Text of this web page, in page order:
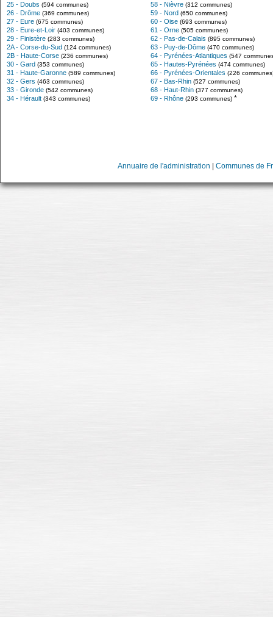
25 - Doubs (594 communes)
26 - Drôme (369 communes)
27 - Eure (675 communes)
28 - Eure-et-Loir (403 communes)
29 - Finistère (283 communes)
2A - Corse-du-Sud (124 communes)
2B - Haute-Corse (236 communes)
30 - Gard (353 communes)
31 - Haute-Garonne (589 communes)
32 - Gers (463 communes)
33 - Gironde (542 communes)
34 - Hérault (343 communes)
58 - Nièvre (312 communes)
59 - Nord (650 communes)
60 - Oise (693 communes)
61 - Orne (505 communes)
62 - Pas-de-Calais (895 communes)
63 - Puy-de-Dôme (470 communes)
64 - Pyrénées-Atlantiques (547
65 - Hautes-Pyrénées (474 communes)
66 - Pyrénées-Orientales (226
67 - Bas-Rhin (527 communes)
68 - Haut-Rhin (377 communes)
69 - Rhône (293 communes) *
Annuaire de l'administration Communes de